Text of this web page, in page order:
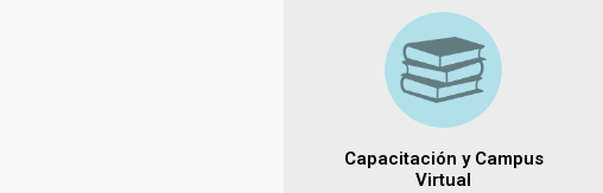
Capacitación y Campus
Virtual